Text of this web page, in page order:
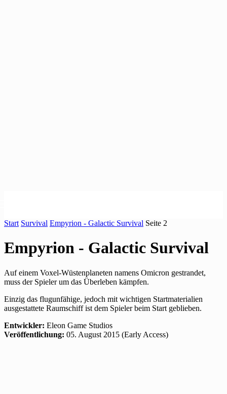
Start Survival Empyrion - Galactic Survival Seite 2
Empyrion - Galactic Survival
Auf einem Voxel-Wüstenplaneten namens Omicron gestrandet,
muss der Spieler um das Überleben kämpfen.
Einzig das flugunfähige, jedoch mit wichtigen Startmaterialien
ausgestattete Raumschiff ist dem Spieler beim Start geblieben.
Entwickler: Eleon Game Studios
Veröffentlichung: 05. August 2015 (Early Access)